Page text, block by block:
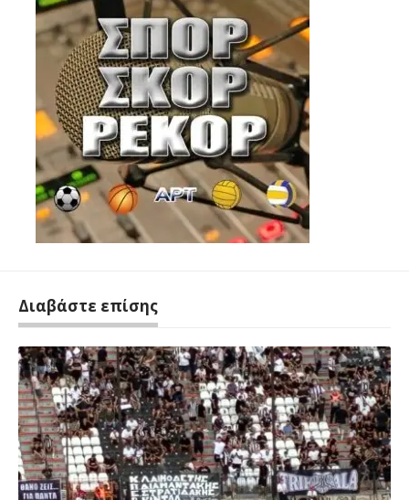
Διαβάστε επίσης